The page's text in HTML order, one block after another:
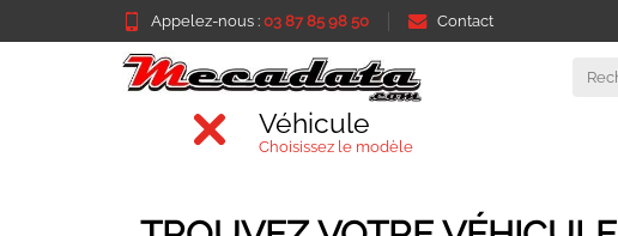
Appelez-nous : 03 87 85 98 50 Contact
Véhicule
Choisissez le modèle